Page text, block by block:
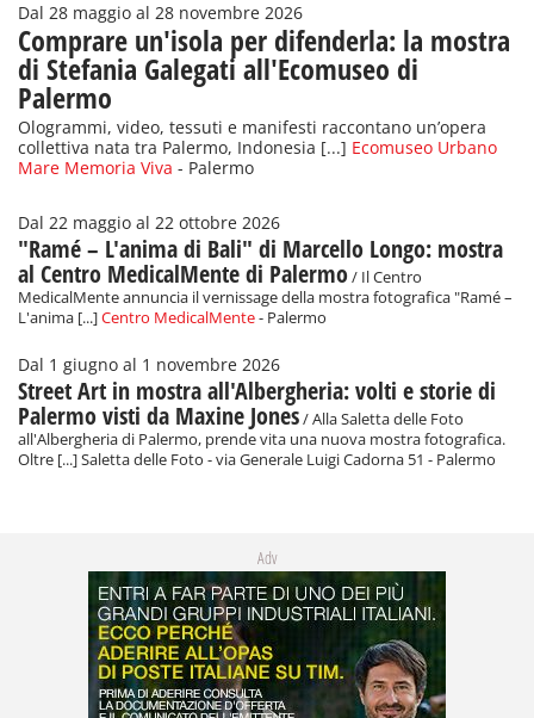
Dal 28 maggio al 28 novembre 2026
Comprare un'isola per difenderla: la mostra
di Stefania Galegati all'Ecomuseo di
Palermo
Ologrammi, video, tessuti e manifesti raccontano un’opera
collettiva nata tra Palermo, Indonesia [...] Ecomuseo Urbano
Mare Memoria Viva - Palermo
Dal 22 maggio al 22 ottobre 2026
"Ramé – L'anima di Bali" di Marcello Longo: mostra
al Centro MedicalMente di Palermo/ Il Centro
MedicalMente annuncia il vernissage della mostra fotografica "Ramé –
L'anima [...]Centro MedicalMente- Palermo
Dal 1 giugno al 1 novembre 2026
Street Art in mostra all'Albergheria: volti e storie di
Palermo visti da Maxine Jones/ Alla Saletta delle Foto
all'Albergheria di Palermo, prende vita una nuova mostra fotografica.
Oltre [...] Saletta delle Foto - via Generale Luigi Cadorna 51 - Palermo
Adv